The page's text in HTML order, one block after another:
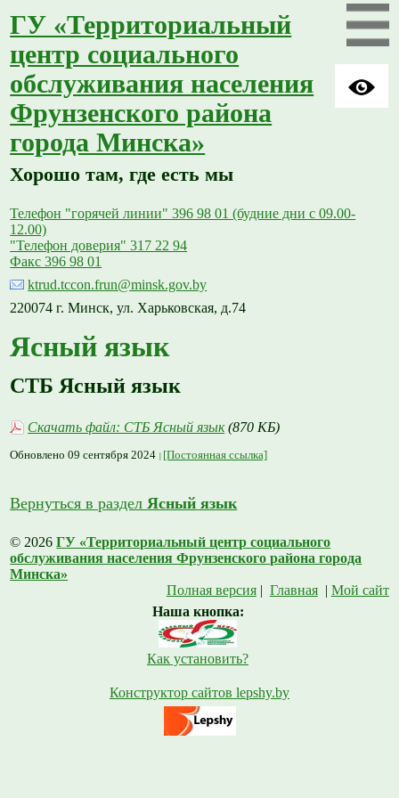
ГУ «Территориальный
центр социального
обслуживания населения
Фрунзенского района
города Минска»
Хорошо там, где есть мы
Телефон "горячей линии" 396 98 01 (будние дни с 09.00-
12.00)
"Телефон доверия" 317 22 94
Факс 396 98 01
ktrud.tccon.frun@minsk.gov.by
220074 г. Минск, ул. Харьковская, д.74
Ясный язык
СТБ Ясный язык
Скачать файл: СТБ Ясный язык(870 КБ)
Обновлено 09 сентября 2024 [Постоянная ссылка]
Вернуться в раздел Ясный язык
© 2026ГУ «Территориальный центр социального
обслуживания населения Фрунзенского района города
Минска»
Полная версия| Главная| Мой сайт
Наша кнопка:
Как установить?
Конструктор сайтов lepshy.by